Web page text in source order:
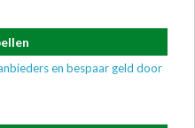
en bespaar geld door